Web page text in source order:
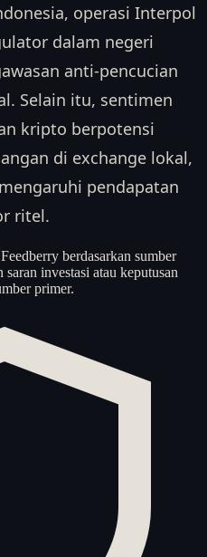
operasi Interpol
dalam negeri
anti-pencucian
Selain itu, sentimen
kripto berpotensi
di exchange lokal,
pendapatan
ritel.
berdasarkan sumber
investasi atau keputusan
primer.